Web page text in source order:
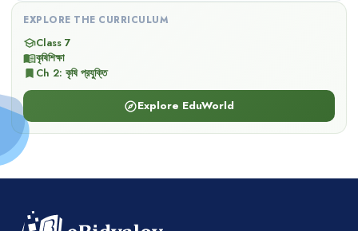
EXPLORE THE CURRICULUM
schoolClass 7
menu_bookকৃষিশিক্ষা
bookmark Ch 2: কৃষি প্রযুক্তি
exploreExplore EduWorld